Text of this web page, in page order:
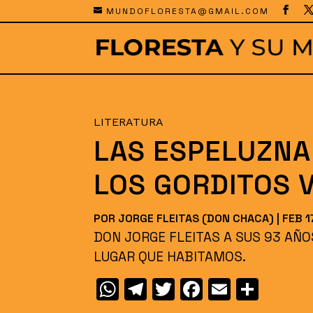
MUNDOFLORESTA@GMAIL.COM
LITERATURA
LAS
LOS GORDITOS
POR JORGE FLEITAS (DON CHACA) FEB
DON JORGE FLEITAS A SUS 93
LUGAR QUE HABITAMOS.
W T
T
F
E